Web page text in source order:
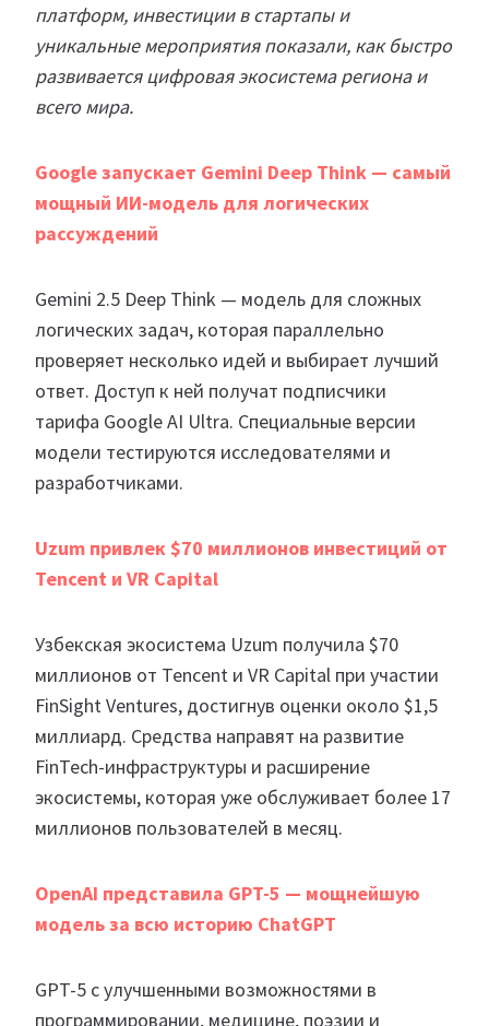
платформ, инвестиции в стартапы и
уникальные мероприятия показали, как быстро
развивается цифровая экосистема региона и
всего мира.
Google запускает Gemini Deep Think — самый
мощный ИИ-модель для логических
рассуждений
Gemini 2.5 Deep Think — модель для сложных
логических задач, которая параллельно
проверяет несколько идей и выбирает лучший
ответ. Доступ к ней получат подписчики
тарифа Google AI Ultra. Специальные версии
модели тестируются исследователями и
разработчиками.
Uzum привлек $70 миллионов инвестиций от
Tencent и VR Capital
Узбекская экосистема Uzum получила $70
миллионов от Tencent и VR Capital при участии
FinSight Ventures, достигнув оценки около $1,5
миллиард. Средства направят на развитие
FinTech-инфраструктуры и расширение
экосистемы, которая уже обслуживает более 17
миллионов пользователей в месяц.
OpenAI представила GPT-5 — мощнейшую
модель за всю историю ChatGPT
GPT-5 с улучшенными возможностями в
программировании, медицине, поэзии и